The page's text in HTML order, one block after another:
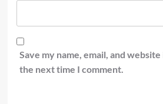
Save my name, email, and
the next time I comment.